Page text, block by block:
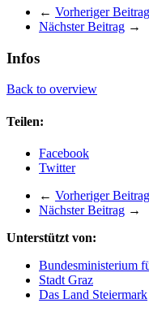
← Vorheriger Beitrag
Nächster Beitrag →
Infos
Back to overview
Teilen:
Facebook
Twitter
← Vorheriger Beitrag
Nächster Beitrag →
Unterstützt von:
Bundesministerium
Stadt Graz
Das Land Steiermark